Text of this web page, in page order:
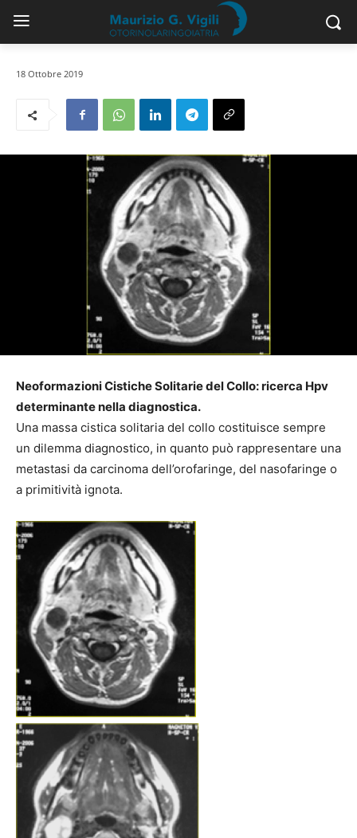
18 Ottobre 2019
Neoformazioni Cistiche Solitarie del Collo: ricerca Hpv
determinante nella diagnostica.
Una massa cistica solitaria del collo costituisce sempre
un dilemma diagnostico, in quanto può rappresentare una
metastasi da carcinoma dell’orofaringe, del nasofaringe o
a primitività ignota.